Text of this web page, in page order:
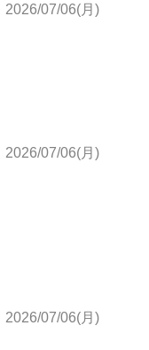
2026/07/06(月)
2026/07/06(月)
2026/07/06(月)